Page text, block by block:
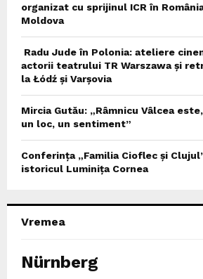
organizat cu sprijinul ICR în
Moldova
Radu Jude în Polonia: ateliere
actorii teatrului TR Warszawa și
la Łódź și Varșovia
Mircia Gutău: „Râmnicu Vâlcea
un loc, un sentiment”
Conferința „Familia Cioflec și
istoricul Luminița Cornea
Vremea
Nürnberg